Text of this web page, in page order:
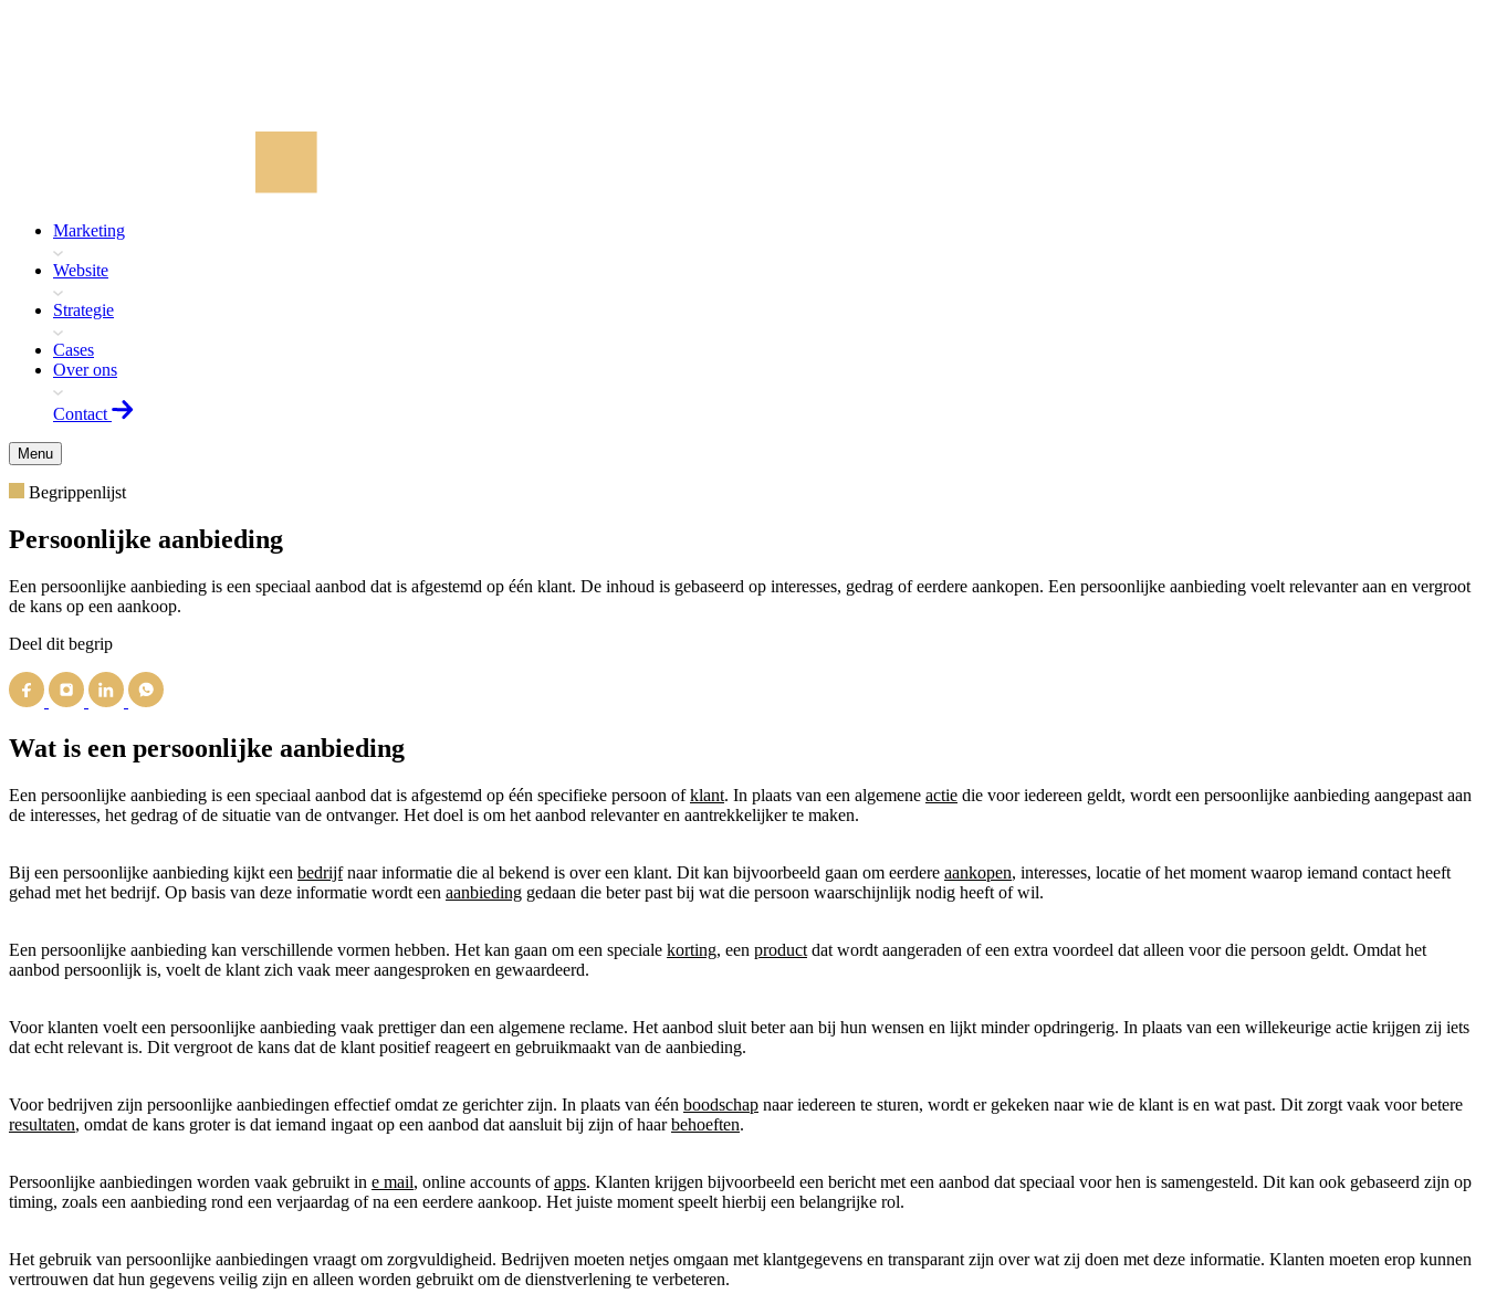
Marketing
Website
Strategie
Cases
Over ons
Contact
Menu
Begrippenlijst
Persoonlijke aanbieding
Een persoonlijke aanbieding is een speciaal aanbod dat is afgestemd op één klant. De inhoud is gebaseerd op interesses, gedrag of eerdere aankopen. Een persoonlijke aanbieding voelt relevanter aan en vergroot
de kans op een aankoop.
Deel dit begrip
Wat is een persoonlijke aanbieding
Een persoonlijke aanbieding is een speciaal aanbod dat is afgestemd op één specifieke persoon ofklant. In plaats van een algemene actie die voor iedereen geldt, wordt een persoonlijke aanbieding aangepast aan
de interesses, het gedrag of de situatie van de ontvanger. Het doel is om het aanbod relevanter en aantrekkelijker te maken.
Bij een persoonlijke aanbieding kijkt een bedrijfnaar informatie die al bekend is over een klant. Dit kan bijvoorbeeld gaan om eerdere aankopen, interesses, locatie of het moment waarop iemand contact heeft
gehad met het bedrijf. Op basis van deze informatie wordt een aanbieding gedaan die beter past bij wat die persoon waarschijnlijk nodig heeft of wil.
Een persoonlijke aanbieding kan verschillende vormen hebben. Het kan gaan om een speciale korting, een product dat wordt aangeraden of een extra voordeel dat alleen voor die persoon geldt. Omdat het
aanbod persoonlijk is, voelt de klant zich vaak meer aangesproken en gewaardeerd.
Voor klanten voelt een persoonlijke aanbieding vaak prettiger dan een algemene reclame. Het aanbod sluit beter aan bij hun wensen en lijkt minder opdringerig. In plaats van een willekeurige actie krijgen zij iets
dat echt relevant is. Dit vergroot de kans dat de klant positief reageert en gebruikmaakt van de aanbieding.
Voor bedrijven zijn persoonlijke aanbiedingen effectief omdat ze gerichter zijn. In plaats van één boodschap naar iedereen te sturen, wordt er gekeken naar wie de klant is en wat past. Dit zorgt vaak voor betere
resultaten, omdat de kans groter is dat iemand ingaat op een aanbod dat aansluit bij zijn of haarbehoeften.
Persoonlijke aanbiedingen worden vaak gebruikt in e mail, online accounts ofapps. Klanten krijgen bijvoorbeeld een bericht met een aanbod dat speciaal voor hen is samengesteld. Dit kan ook gebaseerd zijn op
timing, zoals een aanbieding rond een verjaardag of na een eerdere aankoop. Het juiste moment speelt hierbij een belangrijke rol.
Het gebruik van persoonlijke aanbiedingen vraagt om zorgvuldigheid. Bedrijven moeten netjes omgaan met klantgegevens en transparant zijn over wat zij doen met deze informatie. Klanten moeten erop kunnen
vertrouwen dat hun gegevens veilig zijn en alleen worden gebruikt om de dienstverlening te verbeteren.